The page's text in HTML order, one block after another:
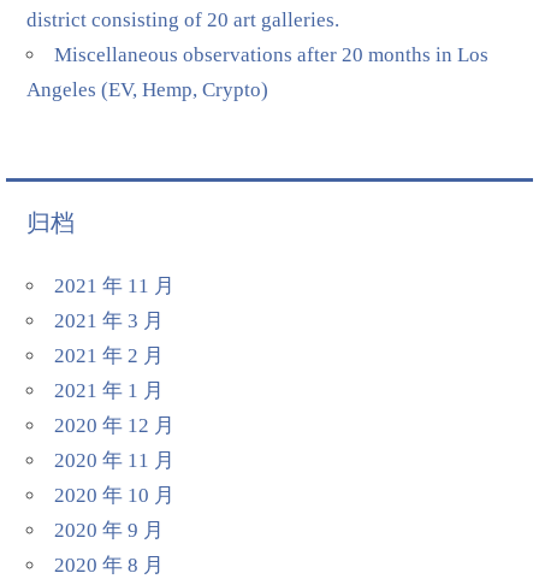
district consisting of 20 art galleries.
Miscellaneous observations after 20 months in Los
Angeles (EV, Hemp, Crypto)
归档
2021 年 11 月
2021 年 3 月
2021 年 2 月
2021 年 1 月
2020 年 12 月
2020 年 11 月
2020 年 10 月
2020 年 9 月
2020 年 8 月